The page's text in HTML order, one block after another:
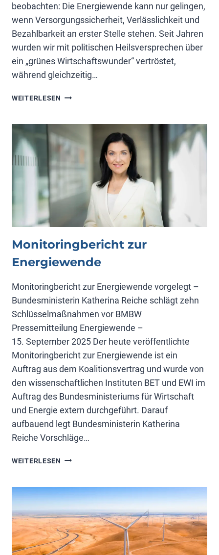
beobachten: Die Energiewende kann nur gelingen,
wenn Versorgungssicherheit, Verlässlichkeit und
Bezahlbarkeit an erster Stelle stehen. Seit Jahren
wurden wir mit politischen Heilsversprechen über
ein „grünes Wirtschaftswunder“ vertröstet,
während gleichzeitig…
WEITERLESEN VERSORGUNGSSICHERHEIT
Monitoringbericht zur
Energiewende
Monitoringbericht zur Energiewende vorgelegt –
Bundesministerin Katherina Reiche schlägt zehn
Schlüsselmaßnahmen vor BMBW
Pressemitteilung Energiewende –
15. September 2025 Der heute veröffentlichte
Monitoringbericht zur Energiewende ist ein
Auftrag aus dem Koalitionsvertrag und wurde von
den wissenschaftlichen Instituten BET und EWI im
Auftrag des Bundesministeriums für Wirtschaft
und Energie extern durchgeführt. Darauf
aufbauend legt Bundesministerin Katherina
Reiche Vorschläge…
WEITERLESEN MONITORINGBERICHT